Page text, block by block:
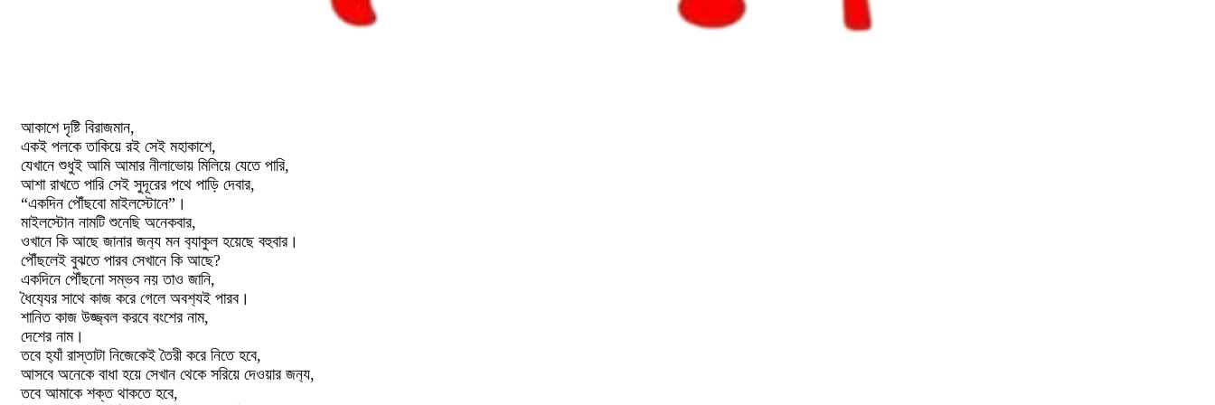
আকাশে দৃষ্টি বিরাজমান,
একই পলকে তাকিয়ে রই সেই মহাকাশে,
যেখানে শুধুই আমি আমার নীলাভোয় মিলিয়ে যেতে পারি,
আশা রাখতে পারি সেই সুদূরের পথে পাড়ি দেবার,
“একদিন পৌঁছবো মাইলস্টোনে”।
মাইলস্টোন নামটি শুনেছি অনেকবার,
ওখানে কি আছে জানার জন‍্য মন ব‍্যাকুল হয়েছে বহুবার।
পৌঁছলেই বুঝতে পারব সেখানে কি আছে?
একদিনে পৌঁছনো সম্ভব নয় তাও জানি,
ধৈয‍্যের সাথে কাজ করে গেলে অবশ‍্যই পারব।
শানিত কাজ উজ্জ্বল করবে বংশের নাম,
দেশের নাম।
তবে হ‍্যাঁ রাস্তাটা নিজেকেই তৈরী করে নিতে হবে,
আসবে অনেকে বাধা হয়ে সেখান থেকে সরিয়ে দেওয়ার জন‍্য,
তবে আমাকে শক্ত থাকতে হবে,